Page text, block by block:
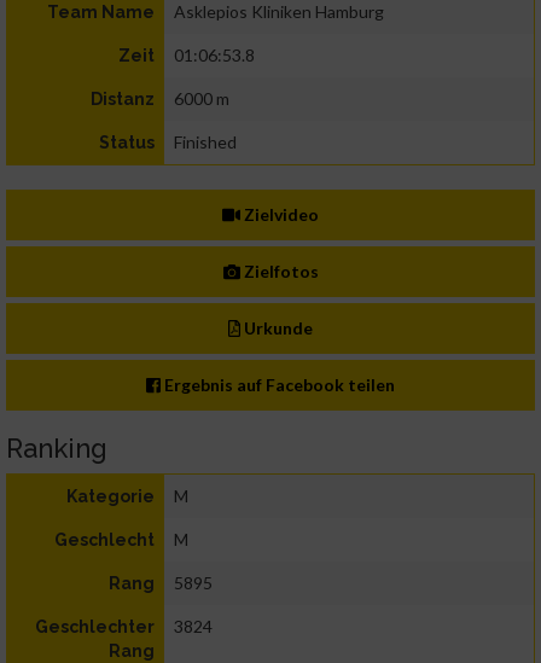
Team Name Asklepios Kliniken Hamburg
Zeit 01:06:53.8
Distanz 6000 m
Status Finished
Zielvideo
Zielfotos
Urkunde
Ergebnis auf Facebook teilen
Ranking
Kategorie M
Geschlecht M
Rang 5895
Geschlechter
Rang
3824